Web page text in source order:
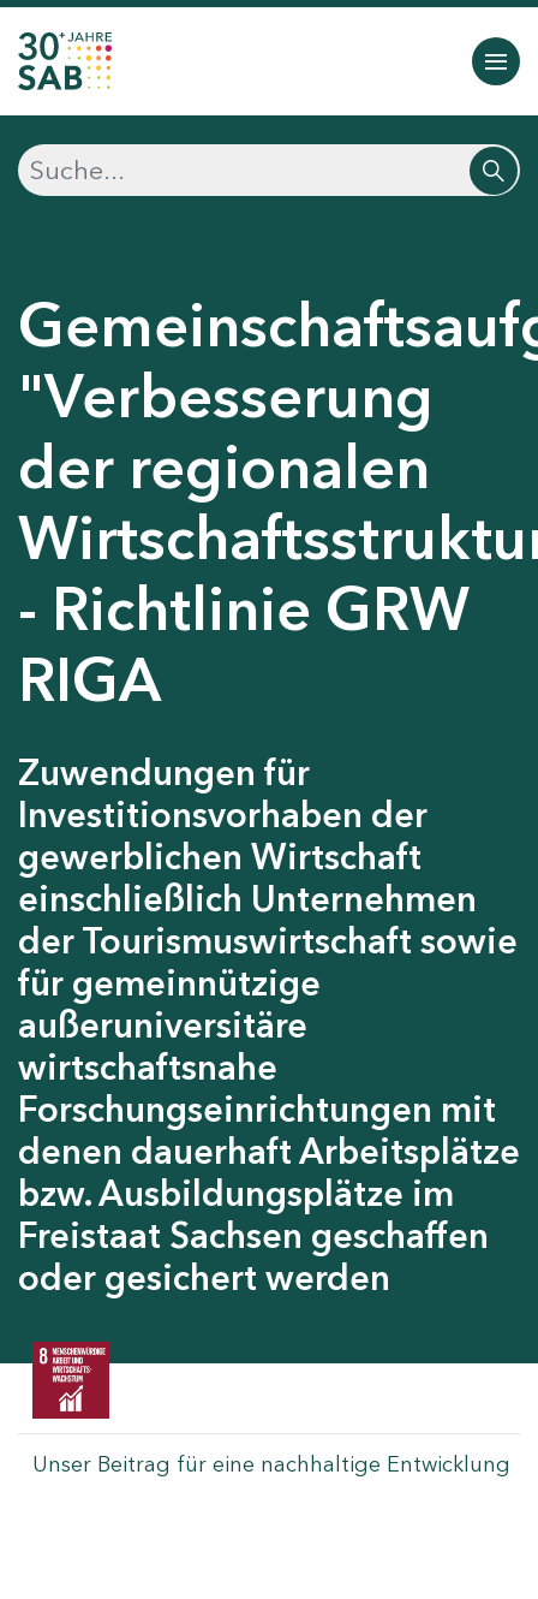
"Verbesserung
der regionalen
- Richtlinie GRW
RIGA
Zuwendungen für
Investitionsvorhaben der
gewerblichen Wirtschaft
einschließlich Unternehmen
der Tourismuswirtschaft sowie
für gemeinnützige
außeruniversitäre
wirtschaftsnahe
Forschungseinrichtungen mit
denen dauerhaft Arbeitsplätze
bzw. Ausbildungsplätze im
Freistaat Sachsen geschaffen
oder gesichert werden
Unser Beitrag für eine nachhaltige Entwicklung